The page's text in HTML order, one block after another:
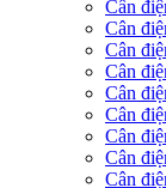
Cân
Cân
Cân
Cân
Cân
Cân
Cân
Cân
Cân